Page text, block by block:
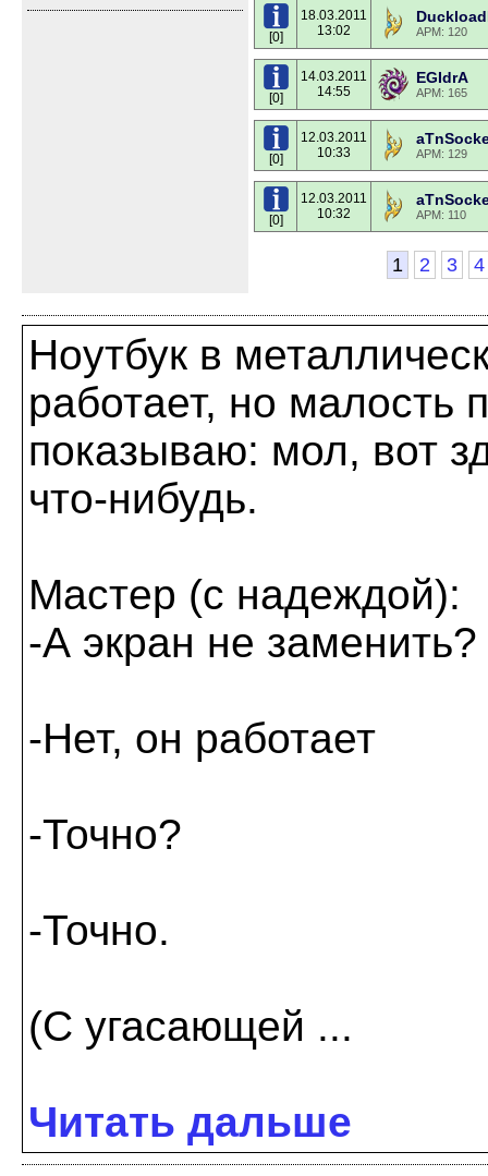
[0]
18.03.2011
13:02
APM: 120
[0]
14.03.2011
14:55
EGIdrA
APM: 165
[0]
12.03.2011
10:33
APM: 129
[0]
12.03.2011
10:32
APM: 110
1 2 3 4
Ноутбук в
работает, но малость
показываю: мол, вот
что-нибудь.
Мастер (с надеждой):
-А экран не заменить?
-Нет, он работает
-Точно?
-Точно.
(С угасающей ...
Читать дальше